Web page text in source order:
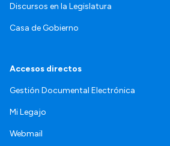
Discursos en la Legislatura
Casa de Gobierno
Accesos directos
Gestión Documental Electrónica
Mi Legajo
Webmail